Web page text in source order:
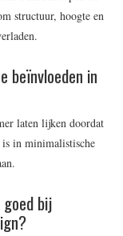
structuur, hoogte en
beïnvloeden in
laten lijken doordat
in minimalistische
bij